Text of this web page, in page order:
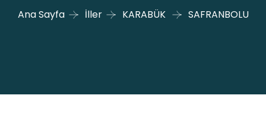
Ana Sayfa İller KARABÜK SAFRANBOLU